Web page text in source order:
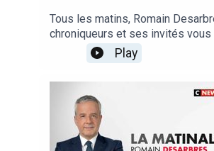
Tous les matins, Romain
chroniqueurs et ses invités vous
#LaMatinale
Play